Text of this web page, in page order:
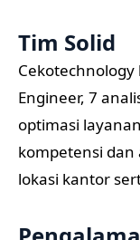
Tim Solid
Engineer, 7
optimasi
kompetensi dan
lokasi kantor